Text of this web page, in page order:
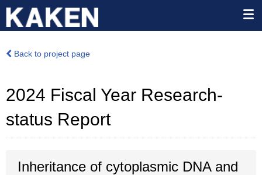
Back to project page
2024 Fiscal Year Research-
status Report
Inheritance of cytoplasmic DNA and